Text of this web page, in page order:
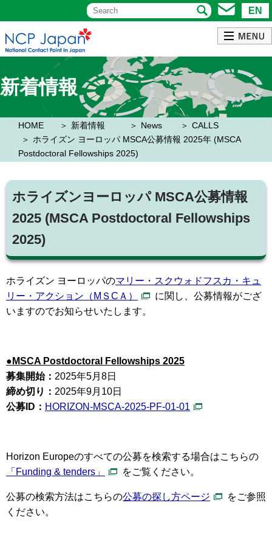
EN
新着情報
HOME 新着情報 News
CALLS
ホライズン ヨーロッパ MSCA公募情報 2025年 (MSCA
Postdoctoral Fellowships 2025)
ホライズンヨーロッパ MSCA公募情報
2025 (MSCA Postdoctoral Fellowships
2025)
ホライズン ヨーロッパのマリー・スクウォドフスカ・キュ
リー・アクション（MＳCＡ）
に関し、公募情報がござ
いますのでお知らせいたします。
●MSCA Postdoctoral Fellowships 2025
募集開始： 2025年5月8日
締め切り： 2025年9月10日
公募ID： HORIZON-MSCA-2025-PF-01-01
Horizon Europeのすべての公募を検索する場合はこちらの
「Funding & tenders」
をご覧ください。
公募の検索方法はこちらの公募の探し方ページ
をご参照
ください。